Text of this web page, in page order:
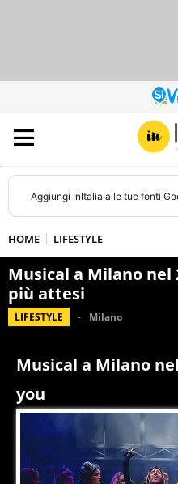
Aggiungi InItalia alle tue fonti
HOME LIFESTYLE
Musical a Milano nel
più attesi
LIFESTYLE Milano
Musical a Milano
you